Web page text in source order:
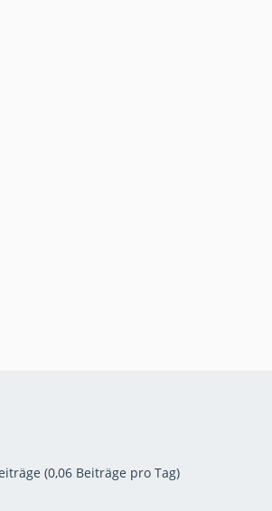
(0,06 Beiträge pro Tag)